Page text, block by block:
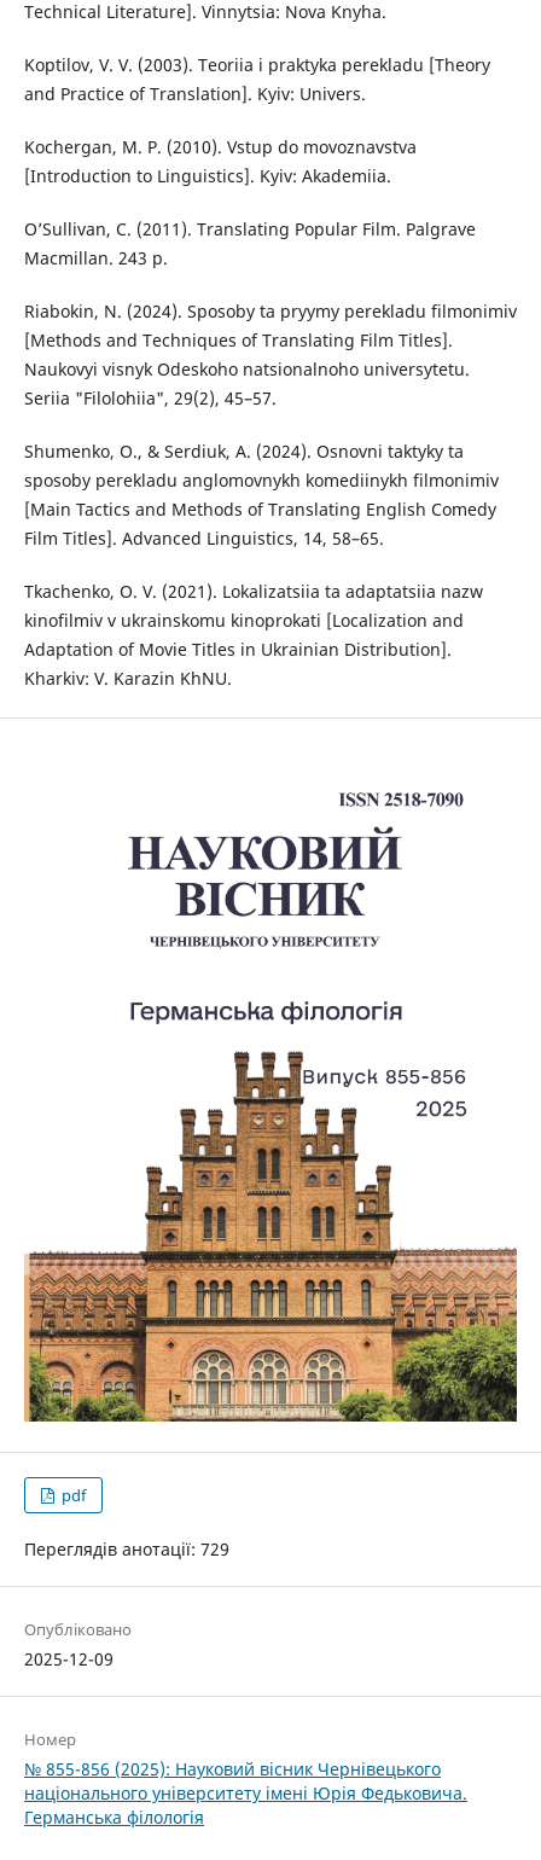
Technical Literature]. Vinnytsia: Nova Knyha.
Koptilov, V. V. (2003). Teoriia i praktyka perekladu [Theory
and Practice of Translation]. Kyiv: Univers.
Kochergan, M. P. (2010). Vstup do movoznavstva
[Introduction to Linguistics]. Kyiv: Akademiia.
O’Sullivan, C. (2011). Translating Popular Film. Palgrave
Macmillan. 243 p.
Riabokin, N. (2024). Sposoby ta pryymy perekladu filmonimiv
[Methods and Techniques of Translating Film Titles].
Naukovyi visnyk Odeskoho natsionalnoho universytetu.
Seriia "Filolohiia", 29(2), 45–57.
Shumenko, O., & Serdiuk, A. (2024). Osnovni taktyky ta
sposoby perekladu anglomovnykh komediinykh filmonimiv
[Main Tactics and Methods of Translating English Comedy
Film Titles]. Advanced Linguistics, 14, 58–65.
Tkachenko, O. V. (2021). Lokalizatsiia ta adaptatsiia nazw
kinofilmiv v ukrainskomu kinoprokatі [Localization and
Adaptation of Movie Titles in Ukrainian Distribution].
Kharkiv: V. Karazin KhNU.
pdf
Переглядів анотації: 729
Опубліковано
2025-12-09
Номер
№ 855-856 (2025): Науковий вісник Чернівецького
національного університету імені Юрія Федьковича.
Германська філологія